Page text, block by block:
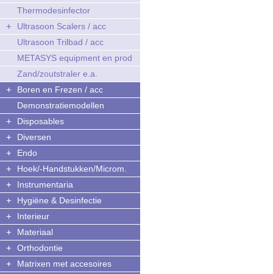
Thermodesinfector
+
Ultrasoon Scalers / acc
Ultrasoon Trilbad / acc
METASYS equipment en prod
Zand/zoutstraler e.a.
+
Boren en Frezen / acc
Demonstratiemodellen
+ Disposables
+ Diversen
+ Endo
+ Hoek/-Handstukken/Microm.
+ Instrumentaria
+ Hygiëne & Desinfectie
+ Interieur
+ Materiaal
+ Orthodontie
+ Matrixen met accesoires